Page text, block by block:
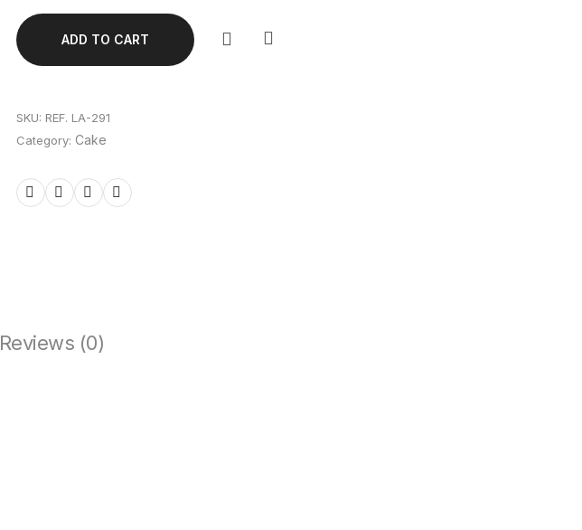
ADD TO CART
SKU: REF. LA-291
Category: Cake
Reviews (0)